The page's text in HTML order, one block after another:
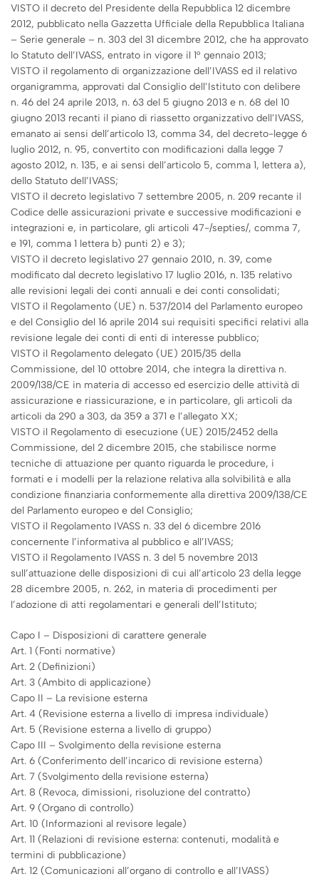
VISTO il decreto del Presidente della Repubblica 12 dicembre
2012, pubblicato nella Gazzetta Ufficiale della Repubblica Italiana
– Serie generale – n. 303 del 31 dicembre 2012, che ha approvato
lo Statuto dell’IVASS, entrato in vigore il 1° gennaio 2013;
VISTO il regolamento di organizzazione dell’IVASS ed il relativo
organigramma, approvati dal Consiglio dell’Istituto con delibere
n. 46 del 24 aprile 2013, n. 63 del 5 giugno 2013 e n. 68 del 10
giugno 2013 recanti il piano di riassetto organizzativo dell’IVASS,
emanato ai sensi dell’articolo 13, comma 34, del decreto-legge 6
luglio 2012, n. 95, convertito con modificazioni dalla legge 7
agosto 2012, n. 135, e ai sensi dell’articolo 5, comma 1, lettera a),
dello Statuto dell’IVASS;
VISTO il decreto legislativo 7 settembre 2005, n. 209 recante il
Codice delle assicurazioni private e successive modificazioni e
integrazioni e, in particolare, gli articoli 47-/septies/, comma 7,
e 191, comma 1 lettera b) punti 2) e 3);
VISTO il decreto legislativo 27 gennaio 2010, n. 39, come
modificato dal decreto legislativo 17 luglio 2016, n. 135 relativo
alle revisioni legali dei conti annuali e dei conti consolidati;
VISTO il Regolamento (UE) n. 537/2014 del Parlamento europeo
e del Consiglio del 16 aprile 2014 sui requisiti specifici relativi alla
revisione legale dei conti di enti di interesse pubblico;
VISTO il Regolamento delegato (UE) 2015/35 della
Commissione, del 10 ottobre 2014, che integra la direttiva n.
2009/138/CE in materia di accesso ed esercizio delle attività di
assicurazione e riassicurazione, e in particolare, gli articoli da
articoli da 290 a 303, da 359 a 371 e l’allegato XX;
VISTO il Regolamento di esecuzione (UE) 2015/2452 della
Commissione, del 2 dicembre 2015, che stabilisce norme
tecniche di attuazione per quanto riguarda le procedure, i
formati e i modelli per la relazione relativa alla solvibilità e alla
condizione finanziaria conformemente alla direttiva 2009/138/CE
del Parlamento europeo e del Consiglio;
VISTO il Regolamento IVASS n. 33 del 6 dicembre 2016
concernente l’informativa al pubblico e all’IVASS;
VISTO il Regolamento IVASS n. 3 del 5 novembre 2013
sull’attuazione delle disposizioni di cui all’articolo 23 della legge
28 dicembre 2005, n. 262, in materia di procedimenti per
l’adozione di atti regolamentari e generali dell’Istituto;
Capo I – Disposizioni di carattere generale
Art. 1 (Fonti normative)
Art. 2 (Definizioni)
Art. 3 (Ambito di applicazione)
Capo II – La revisione esterna
Art. 4 (Revisione esterna a livello di impresa individuale)
Art. 5 (Revisione esterna a livello di gruppo)
Capo III – Svolgimento della revisione esterna
Art. 6 (Conferimento dell’incarico di revisione esterna)
Art. 7 (Svolgimento della revisione esterna)
Art. 8 (Revoca, dimissioni, risoluzione del contratto)
Art. 9 (Organo di controllo)
Art. 10 (Informazioni al revisore legale)
Art. 11 (Relazioni di revisione esterna: contenuti, modalità e
termini di pubblicazione)
Art. 12 (Comunicazioni all’organo di controllo e all’IVASS)